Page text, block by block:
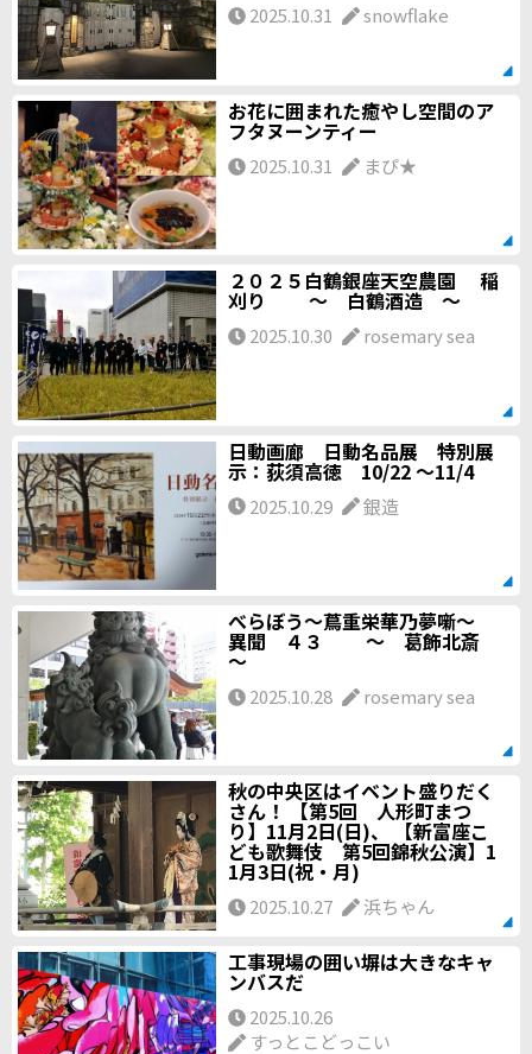
2025.10.31 snowflake
お花に囲まれた癒やし空間のア
フタヌーンティー
2025.10.31 まぴ★
２０２５白鶴銀座天空農園 稲
刈り ～ 白鶴酒造 ～
2025.10.30 rosemary sea
日動画廊 日動名品展 特別展
示：荻須高徳 10/22 ～11/4
2025.10.29 銀造
べらぼう～蔦重栄華乃夢噺～
異聞 ４３ ～ 葛飾北斎
～
2025.10.28 rosemary sea
秋の中央区はイベント盛りだく
さん！ 【第5回 人形町まつ
り】11月2日(日)、 【新富座こ
ども歌舞伎 第5回錦秋公演】1
1月3日(祝・月)
2025.10.27 浜ちゃん
工事現場の囲い塀は大きなキャ
ンバスだ
2025.10.26
すっとこどっこい